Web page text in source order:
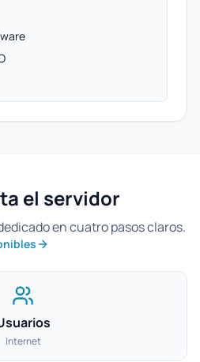
el servidor
en cuatro pasos claros.
Internet